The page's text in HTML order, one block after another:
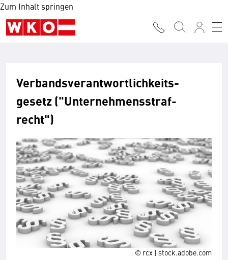
Zum Inhalt springen
© rcx | stock.adobe.com
Ver­bands­­­­­verant­wortlich­keits­­
gesetz ("Unter­nehmens­­­­straf­
recht")